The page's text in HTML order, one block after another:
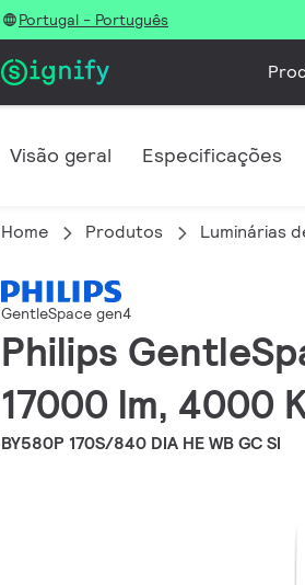
Portugal - Português
Visão geral Especificações
Home Produtos Luminárias
GentleSpace gen4
Philips
17000 lm, 4000
BY580P 170S/840 DIA HE WB GC SI